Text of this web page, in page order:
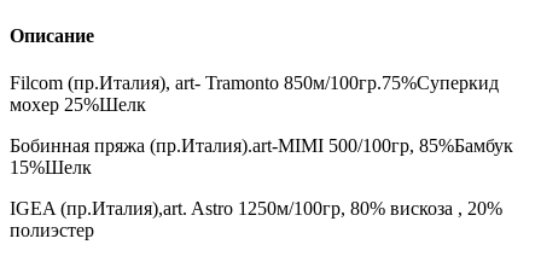
Описание
Filcom (пр.Италия), art- Tramonto 850м/100гр.75%Суперкид
мохер 25%Шелк
Бобинная пряжа (пр.Италия).art-MIMI 500/100гр, 85%Бамбук
15%Шелк
IGEA (пр.Италия),art. Astro 1250м/100гр, 80% вискоза , 20%
полиэстер